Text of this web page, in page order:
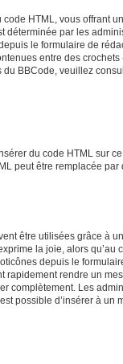
HTML, vous offrant
déterminée par les
le formulaire de
entre des
du BBCode, veuillez
du code HTML sur
peut être remplacée par
être utilisées grâce à
la joie, alors qu’au
depuis le
rapidement rendre un
complètement. Les
possible d’insérer à un